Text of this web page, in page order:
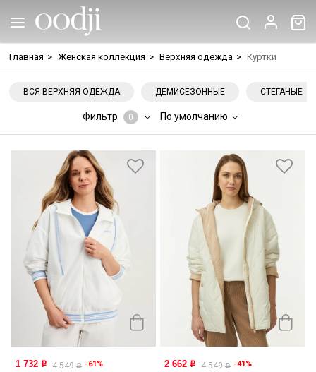
Главная > Женская коллекция > Верхняя одежда > Куртки
ВСЯ ВЕРХНЯЯ ОДЕЖДА ДЕМИСЕЗОННЫЕ СТЕГАНЫЕ
Фильтр 0 По умолчанию
1 732 o 4 549o -61% 2 662 o 4 549o -41%